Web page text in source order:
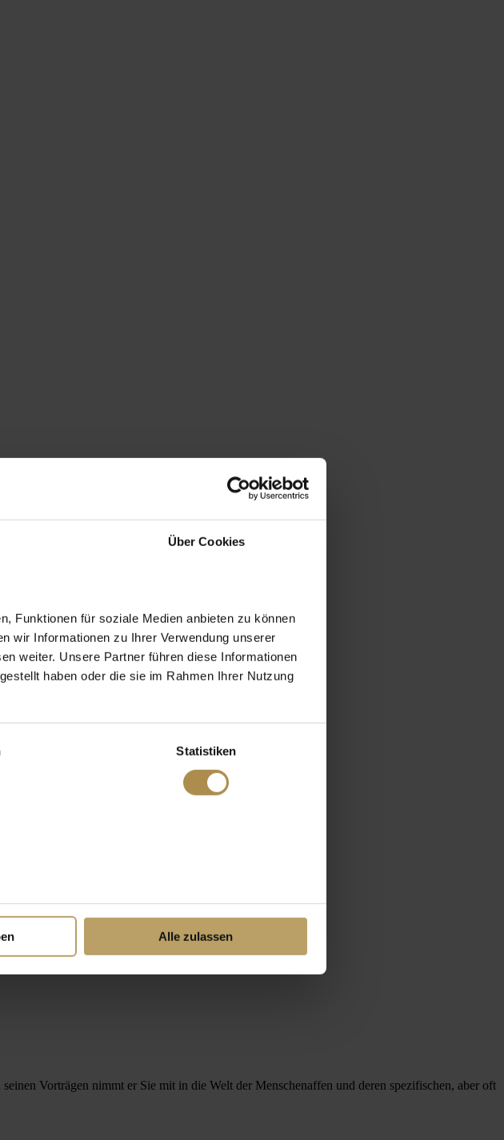
Über Cookies
Funktionen für soziale Medien anbieten zu können
wir Informationen zu Ihrer Verwendung unserer
weiter. Unsere Partner führen diese Informationen
haben oder die sie im Rahmen Ihrer Nutzung
Statistiken
Alle zulassen
Vorträgen nimmt er Sie mit in die Welt der Menschenaffen und deren spezifischen, aber oft